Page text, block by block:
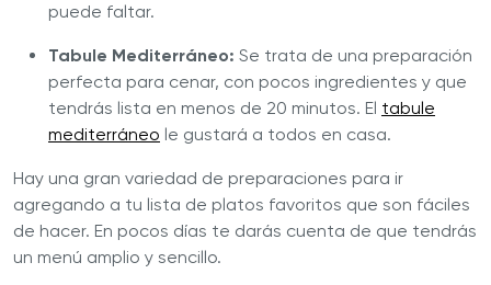
puede faltar.
Tabule Mediterráneo: Se trata de una preparación
perfecta para cenar, con pocos ingredientes y que
tendrás lista en menos de 20 minutos. El tabule
mediterráneo le gustará a todos en casa.
Hay una gran variedad de preparaciones para ir
agregando a tu lista de platos favoritos que son fáciles
de hacer. En pocos días te darás cuenta de que tendrás
un menú amplio y sencillo.